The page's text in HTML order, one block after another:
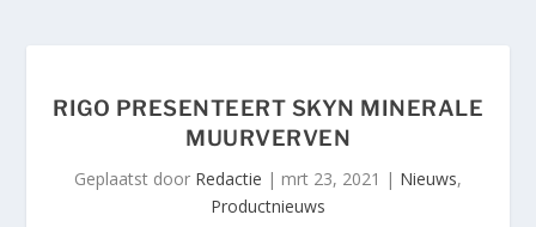
RIGO PRESENTEERT SKYN MINERALE
MUURVERVEN
Geplaatst door Redactie | mrt 23, 2021 | Nieuws,
Productnieuws